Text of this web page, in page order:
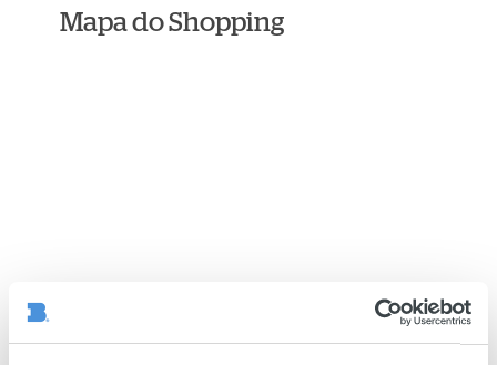
Mapa do Shopping